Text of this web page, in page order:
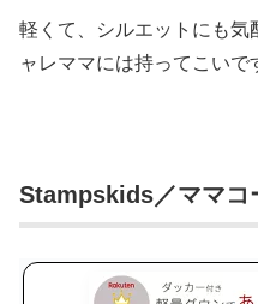
軽くて、シルエットにも気
ャレママには持ってこいで
Stampskids／ママコ